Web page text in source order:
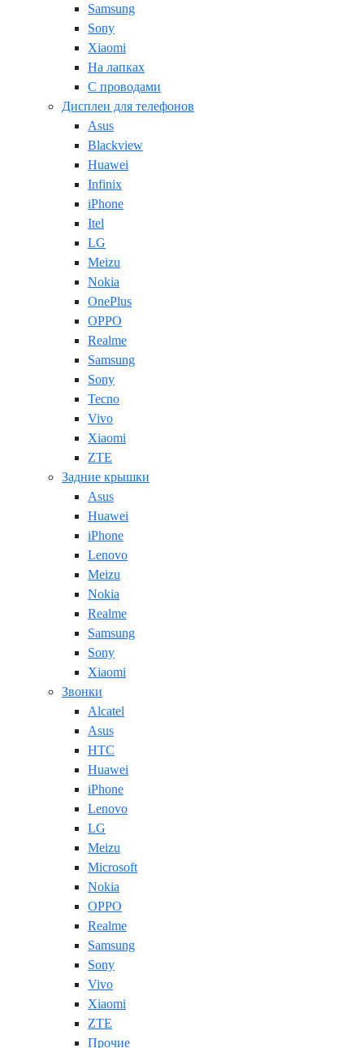
Samsung
Sony
Xiaomi
На лапках
С проводами
Дисплеи для телефонов
Asus
Blackview
Huawei
Infinix
iPhone
Itel
LG
Meizu
Nokia
OnePlus
OPPO
Realme
Samsung
Sony
Tecno
Vivo
Xiaomi
ZTE
Задние крышки
Asus
Huawei
iPhone
Lenovo
Meizu
Nokia
Realme
Samsung
Sony
Xiaomi
Звонки
Alcatel
Asus
HTC
Huawei
iPhone
Lenovo
LG
Meizu
Microsoft
Nokia
OPPO
Realme
Samsung
Sony
Vivo
Xiaomi
ZTE
Прочие